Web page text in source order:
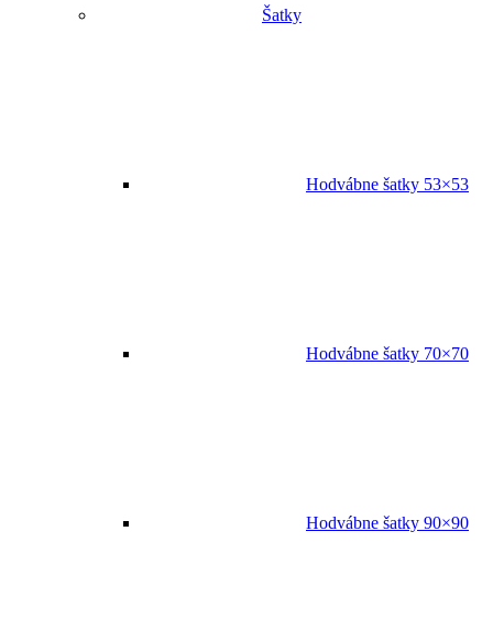
Šatky
Hodvábne šatky 53×53
Hodvábne šatky 70×70
Hodvábne šatky 90×90